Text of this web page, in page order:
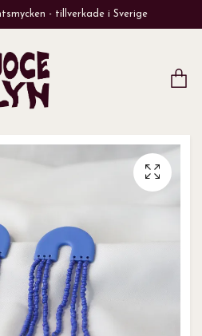
- tillverkade i Sverige